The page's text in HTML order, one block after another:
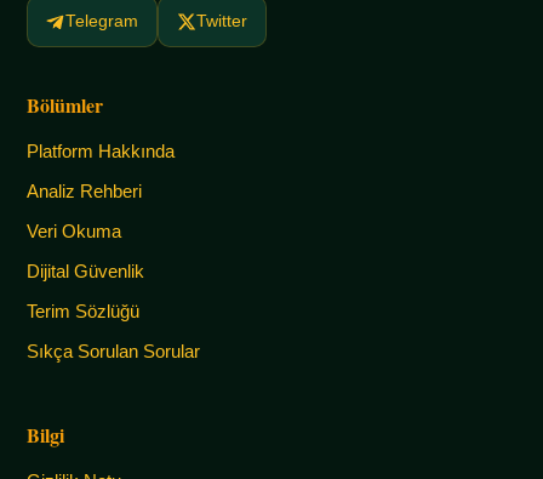
Telegram Twitter
Bölümler
Platform Hakkında
Analiz Rehberi
Veri Okuma
Dijital Güvenlik
Terim Sözlüğü
Sıkça Sorulan Sorular
Bilgi